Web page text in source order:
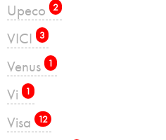
Upeco 2
VICI 3
Venus 1
Vi 1
Visa 12